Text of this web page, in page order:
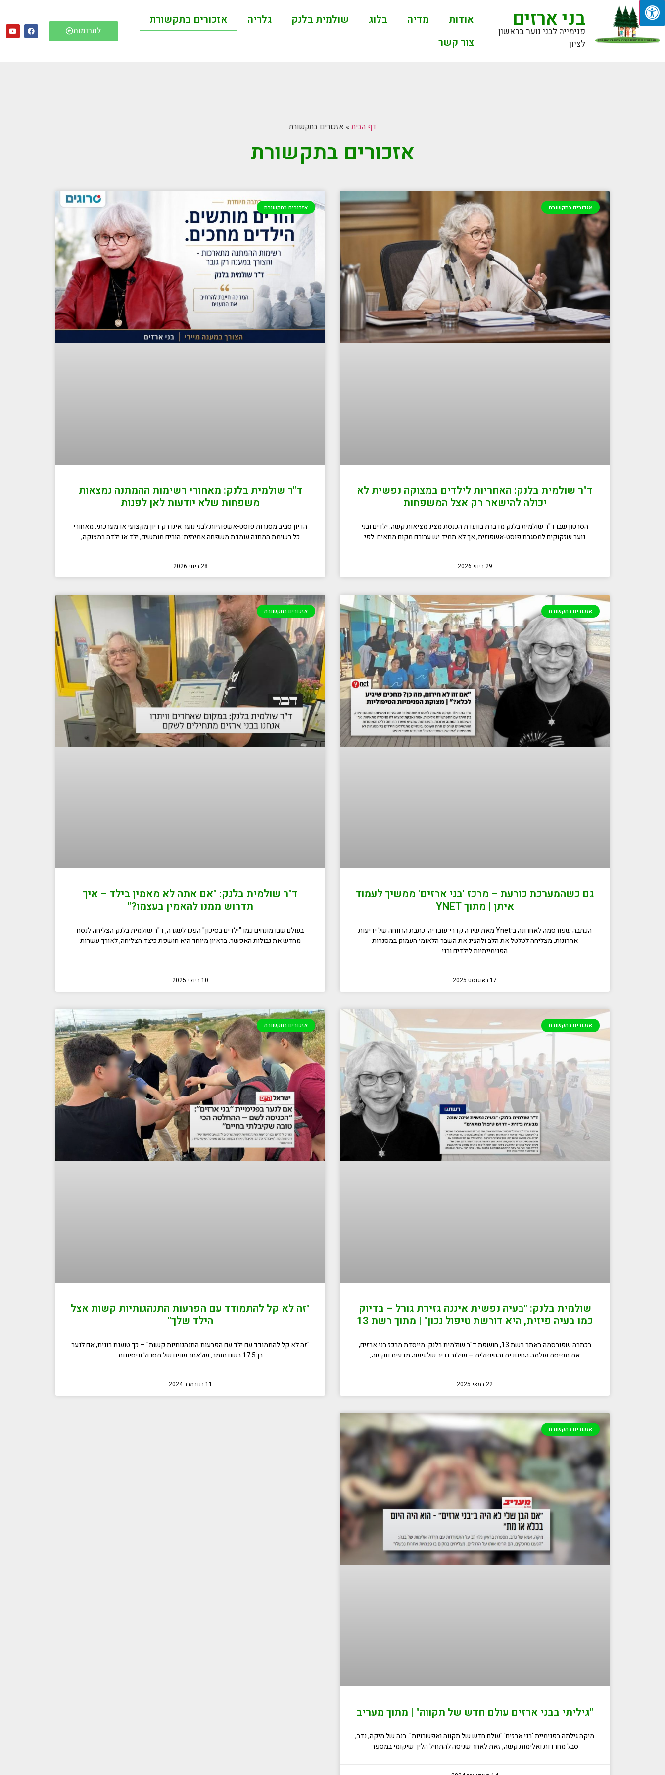
בני ארזים
פנימייה לבני נוער בראשון
לציון
אודות מדיה בלוג שולמית בלנק גלריה
אזכורים בתקשורת
צור קשר
לתרומות
דף הבית » אזכורים בתקשורת
אזכורים בתקשורת
אזכורים בתקשורת
ד"ר שולמית בלנק: האחריות לילדים במצוקה נפשית לא
יכולה להישאר רק אצל המשפחות
הסרטון שבו ד"ר שולמית בלנק מדברת בוועדת הכנסת מציג מציאות קשה: ילדים ובני
נוער שזקוקים למסגרת פוסט-אשפוזית, אך לא תמיד יש עבורם מקום מתאים. לפי
29 ביוני 2026
אזכורים בתקשורת
ד"ר שולמית בלנק: מאחורי רשימות ההמתנה נמצאות
משפחות שלא יודעות לאן לפנות
הדיון סביב מסגרות פוסט-אשפוזיות לבני נוער אינו רק דיון מקצועי או מערכתי. מאחורי
כל רשימת המתנה עומדת משפחה אמיתית: הורים מותשים, ילד או ילדה במצוקה,
28 ביוני 2026
אזכורים בתקשורת
גם כשהמערכת כורעת – מרכז 'בני ארזים' ממשיך לעמוד
איתן | מתוך YNET
הכתבה שפורסמה לאחרונה ב־Ynet מאת שירה קדרי־עובדיה, כתבת הרווחה של ידיעות
אחרונות, מצליחה לטלטל את הלב ולהציג את השבר הלאומי העמוק במסגרות
הפנימייתיות לילדים ובני
17 באוגוסט 2025
אזכורים בתקשורת
ד"ר שולמית בלנק: "אם אתה לא מאמין בילד – איך
תדרוש ממנו להאמין בעצמו?"
בעולם שבו מונחים כמו "ילדים בסיכון" הפכו לשגרה, ד"ר שולמית בלנק הצליחה לנסח
מחדש את גבולות האפשר. בראיון מיוחד היא חושפת כיצד הצליחה, לאורך עשרות
10 ביולי 2025
אזכורים בתקשורת
שולמית בלנק: "בעיה נפשית איננה גזירת גורל – בדיוק
כמו בעיה פיזית, היא דורשת טיפול נכון" | מתוך רשת 13
בכתבה שפורסמה באתר רשת 13, חושפת ד"ר שולמית בלנק, מייסדת מרכז בני ארזים,
את תפיסת עולמה החינוכית והטיפולית – שילוב נדיר של גישה מדעית נוקשה,
22 במאי 2025
אזכורים בתקשורת
"זה לא קל להתמודד עם הפרעות התנהגותיות קשות אצל
הילד שלך"
"זה לא קל להתמודד עם ילד עם הפרעות התנהגותיות קשות" – כך טוענת רונית, אם לנער
בן 17.5 בשם תומר, שלאחר שנים של תסכול וניסיונות
11 בנובמבר 2024
אזכורים בתקשורת
"גיליתי בבני ארזים עולם חדש של תקווה" | מתוך מעריב
מיקה גילתה בפנימיית 'בני ארזים' "עולם חדש של תקווה ואפשרויות". בנה של מיקה, נדב,
סבל מחרדות ואלימות קשה, זאת לאחר שניסה להתחיל הליך שיקומי במספר